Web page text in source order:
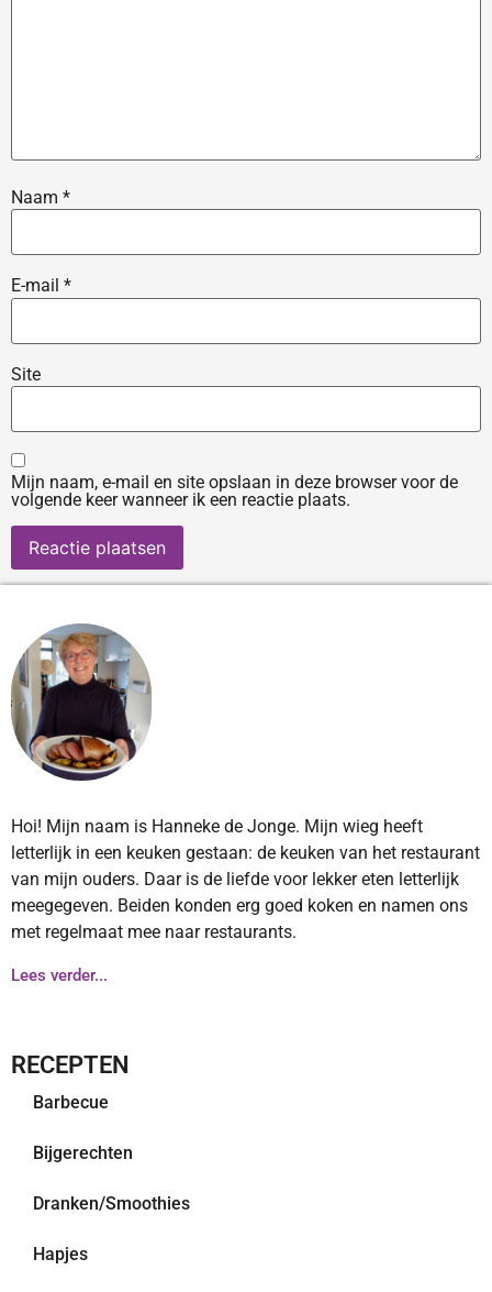
Naam *
E-mail *
Site
Mijn naam, e-mail en site opslaan in deze browser voor de
volgende keer wanneer ik een reactie plaats.
Hoi! Mijn naam is Hanneke de Jonge. Mijn wieg heeft
letterlijk in een keuken gestaan: de keuken van het restaurant
van mijn ouders. Daar is de liefde voor lekker eten letterlijk
meegegeven. Beiden konden erg goed koken en namen ons
met regelmaat mee naar restaurants.
Lees verder...
RECEPTEN
Barbecue
Bijgerechten
Dranken/Smoothies
Hapjes